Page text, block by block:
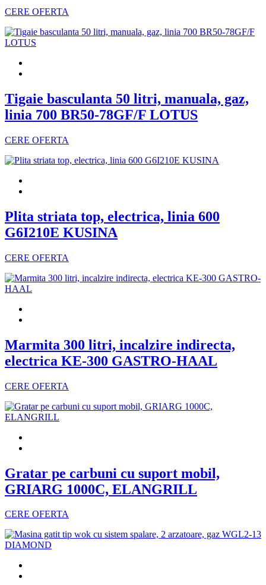
CERE OFERTA
Tigaie basculanta 50 litri, manuala, gaz,
linia 700 BR50-78GF/F LOTUS
CERE OFERTA
Plita striata top, electrica, linia 600
G6I210E KUSINA
CERE OFERTA
Marmita 300 litri, incalzire indirecta,
electrica KE-300 GASTRO-HAAL
CERE OFERTA
Gratar pe carbuni cu suport mobil,
GRIARG 1000C, ELANGRILL
CERE OFERTA